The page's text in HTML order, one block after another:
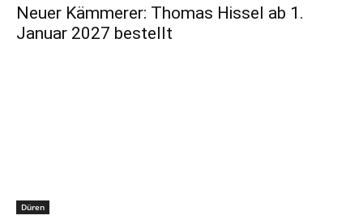
Neuer Kämmerer: Thomas Hissel ab 1.
Januar 2027 bestellt
Düren